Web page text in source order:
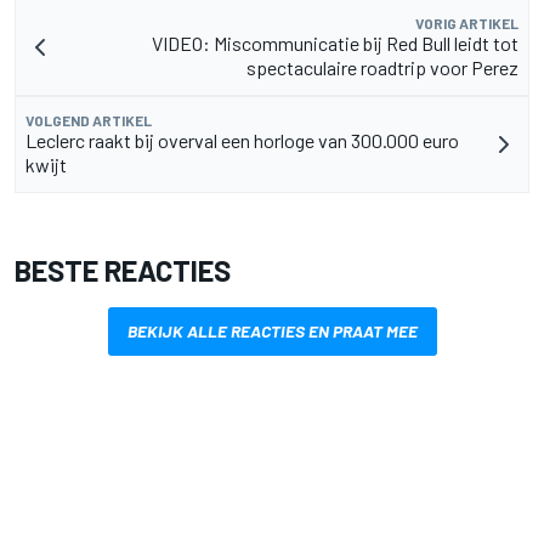
VORIG ARTIKEL
VIDEO: Miscommunicatie bij Red Bull leidt tot
spectaculaire roadtrip voor Perez
VOLGEND ARTIKEL
Leclerc raakt bij overval een horloge van 300.000 euro
kwijt
BESTE REACTIES
BEKIJK ALLE REACTIES EN PRAAT MEE